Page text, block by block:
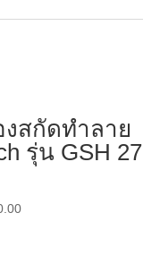
งสกัดทำลาย
รุ่น GSH 27